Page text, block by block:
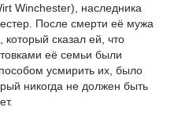
Winchester), наследника
После смерти её мужа
сказал ей, что
её семьи были
усмирить их, было
никогда не должен быть